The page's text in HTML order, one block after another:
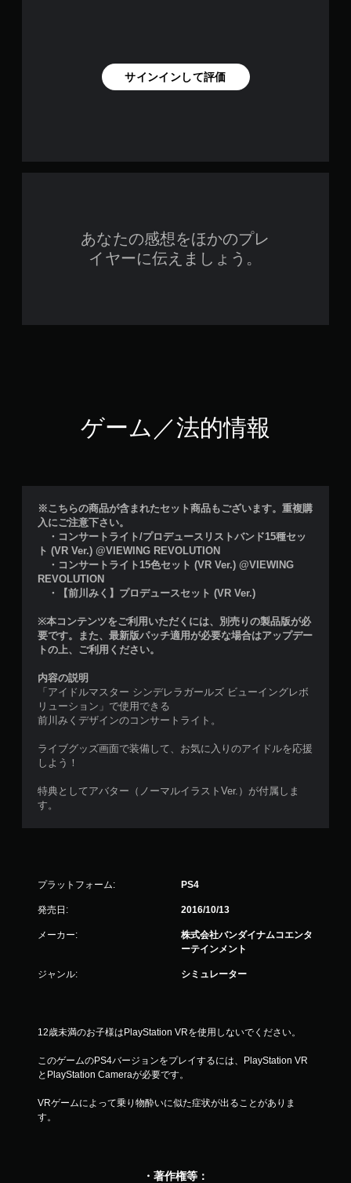
サインインして評価
あなたの感想をほかのプレ
イヤーに伝えましょう。
ゲーム／法的情報
※こちらの商品が含まれたセット商品もございます。重複購
入にご注意下さい。
・コンサートライト/プロデュースリストバンド15種セッ
ト (VR Ver.) @VIEWING REVOLUTION
・コンサートライト15色セット (VR Ver.) @VIEWING
REVOLUTION
・【前川みく】プロデュースセット (VR Ver.)
※本コンテンツをご利用いただくには、別売りの製品版が必
要です。また、最新版パッチ適用が必要な場合はアップデー
トの上、ご利用ください。
内容の説明
「アイドルマスター シンデレラガールズ ビューイングレボ
リューション」で使用できる
前川みくデザインのコンサートライト。
ライブグッズ画面で装備して、お気に入りのアイドルを応援
しよう！
特典としてアバター（ノーマルイラストVer.）が付属しま
す。
プラットフォーム: PS4
発売日: 2016/10/13
メーカー:
株式会社バンダイナムコエンタ
ーテインメント
ジャンル: シミュレーター
12歳未満のお子様はPlayStation VRを使用しないでください。
このゲームのPS4バージョンをプレイするには、PlayStation VR
とPlayStation Cameraが必要です。
VRゲームによって乗り物酔いに似た症状が出ることがありま
す。
・著作権等：